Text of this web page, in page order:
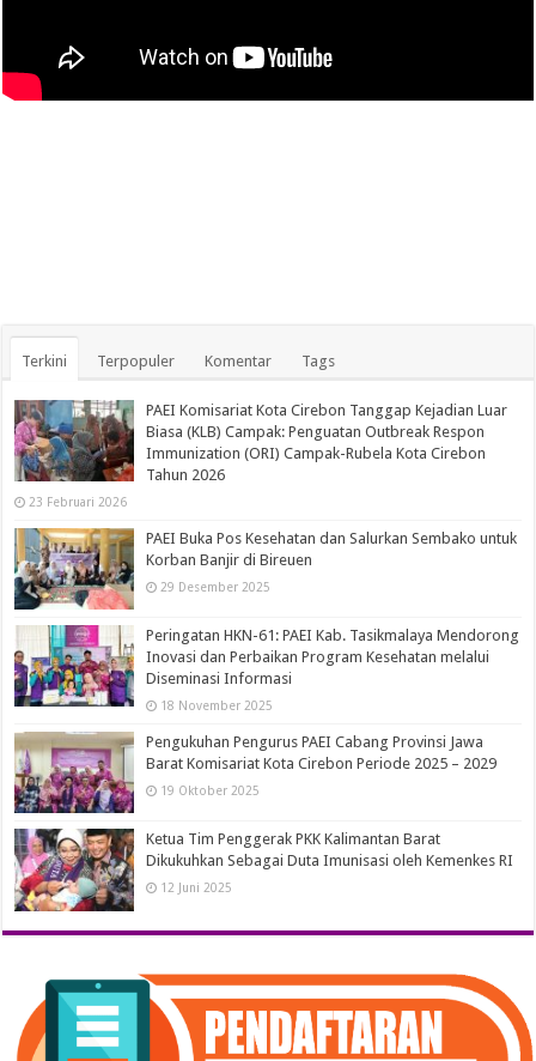
Terkini Terpopuler Komentar Tags
PAEI Komisariat Kota Cirebon Tanggap Kejadian Luar
Biasa (KLB) Campak: Penguatan Outbreak Respon
Immunization (ORI) Campak-Rubela Kota Cirebon
Tahun 2026
23 Februari 2026
PAEI Buka Pos Kesehatan dan Salurkan Sembako untuk
Korban Banjir di Bireuen
29 Desember 2025
Peringatan HKN-61: PAEI Kab. Tasikmalaya Mendorong
Inovasi dan Perbaikan Program Kesehatan melalui
Diseminasi Informasi
18 November 2025
Pengukuhan Pengurus PAEI Cabang Provinsi Jawa
Barat Komisariat Kota Cirebon Periode 2025 – 2029
19 Oktober 2025
Ketua Tim Penggerak PKK Kalimantan Barat
Dikukuhkan Sebagai Duta Imunisasi oleh Kemenkes RI
12 Juni 2025